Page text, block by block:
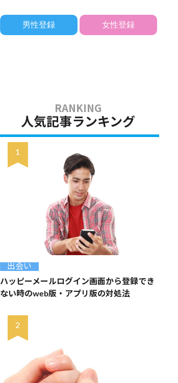
男性登録 女性登録
人気記事ランキング
出会い
ハッピーメールログイン画面から登録でき
ない時のweb版・アプリ版の対処法